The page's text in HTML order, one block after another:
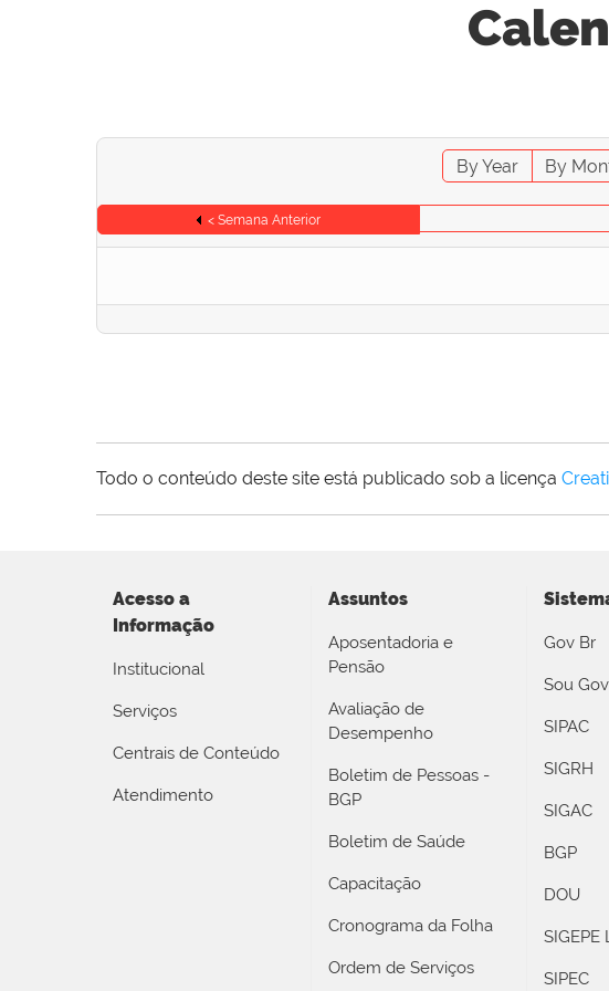
By Year By
< Semana Anterior
Todo o conteúdo deste site está publicado sob a licença
Acesso a
Informação
Institucional
Serviços
Centrais de Conteúdo
Atendimento
Assuntos
Aposentadoria e
Pensão
Avaliação de
Desempenho
Boletim de Pessoas -
BGP
Boletim de Saúde
Capacitação
Cronograma da Folha
Ordem de Serviços
Gov Br
Sou Gov
SIPAC
SIGRH
SIGAC
BGP
DOU
SIGEPE
SIPEC